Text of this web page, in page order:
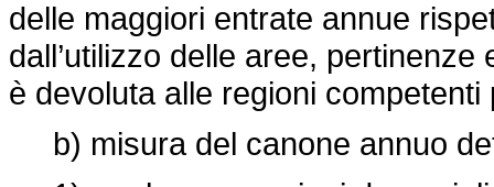
delle maggiori entrate annue
dall’utilizzo delle aree,
è devoluta alle regioni
b) misura del canone annuo